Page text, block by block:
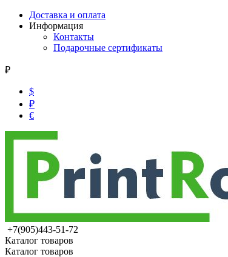
Доставка и оплата
Информация
Контакты
Подарочные сертификаты
₽
$
₽
€
+7(905)443-51-72
Каталог товаров
Каталог товаров